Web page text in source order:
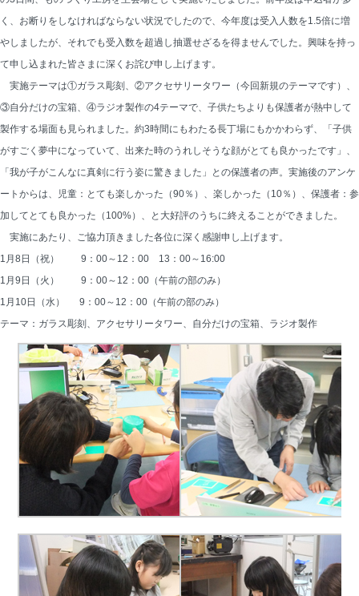
く、お断りをしなければならない状況でしたので、今年度は受入人数を1.5倍に増
やしましたが、それでも受入数を超過し抽選せざるを得ませんでした。興味を持っ
て申し込まれた皆さまに深くお詫び申し上げます。
実施テーマは①ガラス彫刻、②アクセサリータワー（今回新規のテーマです）、
③自分だけの宝箱、④ラジオ製作の4テーマで、子供たちよりも保護者が熱中して
製作する場面も見られました。約3時間にもわたる長丁場にもかかわらず、「子供
がすごく夢中になっていて、出来た時のうれしそうな顔がとても良かったです」、
「我が子がこんなに真剣に行う姿に驚きました」との保護者の声。実施後のアンケ
ートからは、児童：とても楽しかった（90％）、楽しかった（10％）、保護者：参
加してとても良かった（100%）、と大好評のうちに終えることができました。
実施にあたり、ご協力頂きました各位に深く感謝申し上げます。
1月8日（祝） 9：00～12：00 13：00～16:00
1月9日（火） 9：00～12：00（午前の部のみ）
1月10日（水） 9：00～12：00（午前の部のみ）
テーマ：ガラス彫刻、アクセサリータワー、自分だけの宝箱、ラジオ製作